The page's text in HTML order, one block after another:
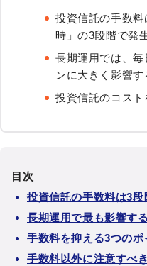
投資信託の手数
時」の3段階で発
長期運用では、
ンに大きく影響す
投資信託のコスト
目次
投資信託の手数料は3段
長期運用で最も影響す
手数料を抑える3つのポ
手数料以外に注意すべ